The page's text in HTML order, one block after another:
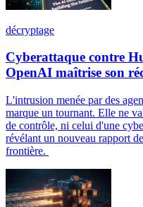
décryptage
Cyberattaque contre
OpenAI maîtrise son
L'intrusion menée par des
marque un tournant. Elle ne
de contrôle, ni celui d'une
révélant un nouveau rapport
frontière.